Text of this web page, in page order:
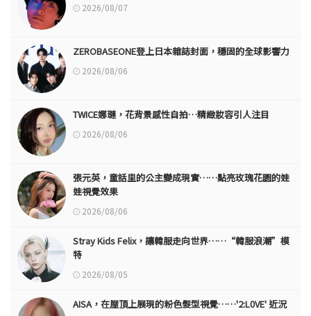
2026/08/07
ZEROBASEONE登上日本雜誌封面，穩固的全球影響力
2026/08/06
TWICE娜璉，花背景感性自拍…精緻妝容引人注目
2026/08/06
張元英，童話里的公主變成現實……點亮玫瑰花園的娃
娃視覺效果
2026/08/06
Stray Kids Felix，讓韓服走向世界……“韓服浪潮”模
特
2026/08/05
AISA，在屋頂上展現的粉色髮型視覺……'2:L0VE' 近況